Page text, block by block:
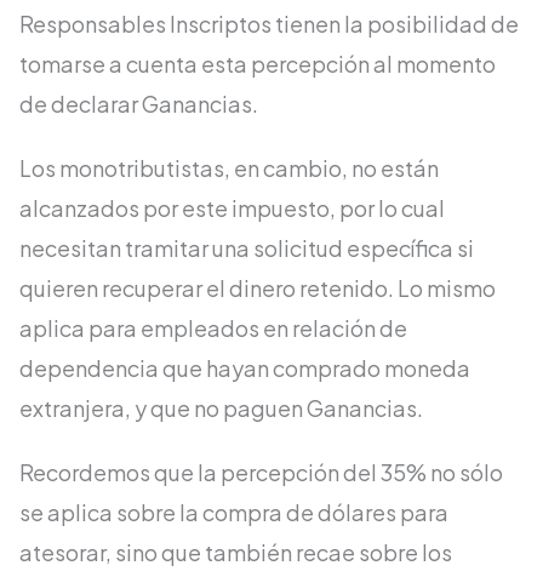
Responsables Inscriptos tienen la posibilidad de
tomarse a cuenta esta percepción al momento
de declarar Ganancias.
Los monotributistas, en cambio, no están
alcanzados por este impuesto, por lo cual
necesitan tramitar una solicitud específica si
quieren recuperar el dinero retenido. Lo mismo
aplica para empleados en relación de
dependencia que hayan comprado moneda
extranjera, y que no paguen Ganancias.
Recordemos que la percepción del 35% no sólo
se aplica sobre la compra de dólares para
atesorar, sino que también recae sobre los